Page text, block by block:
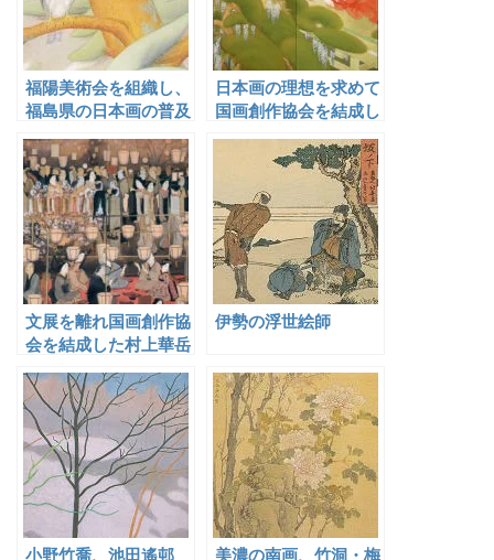
福陽美術会を組織し、
福島県の日本画の普及
と向上に貢献した勝田
蕉琴
日本画の理想を求めて
国画創作協会を結成し
た土田麦僊
文展を離れ国画創作協
会を結成した村上華岳
伊勢の浮世絵師
小野竹喬、池田遙邨
美濃の南画、竹洞・梅